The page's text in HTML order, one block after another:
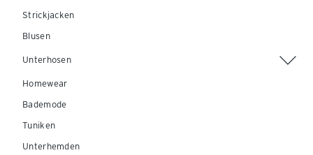
Strickjacken
Blusen
Unterhosen
Homewear
Bademode
Tuniken
Unterhemden